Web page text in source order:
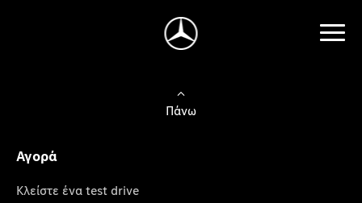
Πάνω
Αγορά
Κλείστε ένα test drive